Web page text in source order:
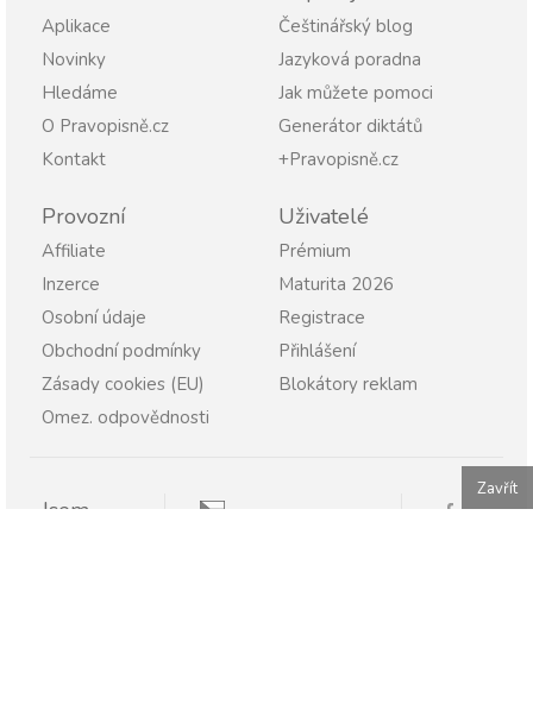
Aplikace
Novinky
Hledáme
O Pravopisně.cz
Kontakt
Češtinářský blog
Jazyková poradna
Jak můžete pomoci
Generátor diktátů
+Pravopisně.cz
Provozní
Affiliate
Inzerce
Osobní údaje
Obchodní podmínky
Zásady cookies (EU)
Omez. odpovědnosti
Uživatelé
Prémium
Maturita 2026
Registrace
Přihlášení
Blokátory reklam
Jsem
Zavřít